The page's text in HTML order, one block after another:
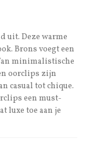
uit. Deze warme
Brons voegt een
minimalistische
oorclips zijn
casual tot chique.
een must-
luxe toe aan je